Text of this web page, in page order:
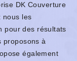
DK Couverture
nous les
pour des résultats
proposons à
également